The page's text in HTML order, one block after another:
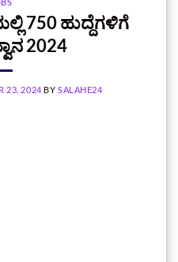
750 ಹುದ್ದೆಗಳಿಗೆ
2024
23, 2024 BY SALAHE24